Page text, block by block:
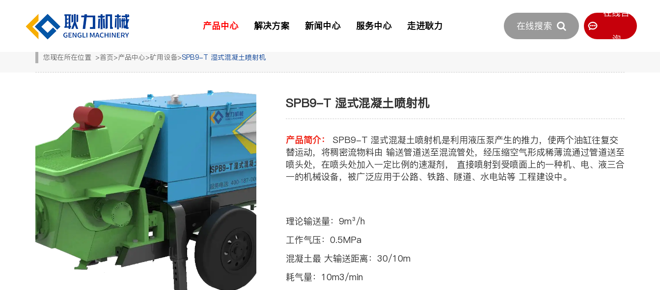
产品中心
矿用设备 UPS-20JTB混凝土喷射车
UPS-15JT矿用混凝土喷射车
SPB9-T 湿式混凝土喷射机
CYTJ76矿用掘进台车
PC/PS转子式混凝土喷射机
GKF-60W矿用辅助喷射机械手
湿喷设备
隧道输送泵
凿岩设备
注浆设备
钢加工设备
400-886-0516
解决方案
> 路桥
> 隧道
> 地下管廊
> 建筑
新闻中心
> 企业新闻
> 行业资讯
> 专题报道
服务中心
> 服务网络 > 正品配件
> 常见问题
> 客户培训
> 维修保养 > 我要报修
走进耿力
> 荣誉资质 > 耿力大事记
> 工业园区
> 联系我们
> 人力资源
在线搜索
在线咨
询
您现在所在位置 >首页>产品中心>矿用设备>SPB9-T 湿式混凝土喷射机
SPB9-T 湿式混凝土喷射机
产品简介：
替运动，将稠密流物料由 输送管道送至混流管处，经压缩空气形成稀薄流通过管道送至
喷头处，在喷头处加入一定比例的速凝剂， 直接喷射到受喷面上的一种机、电、液三合
一的机械设备，被广泛应用于公路、铁路、隧道、水电站等 工程建设中。
理论输送量： 9m³/h
工作气压： 0.5MPa
混凝土最 大输送距离： 30/10m
耗气量： 10m3/min